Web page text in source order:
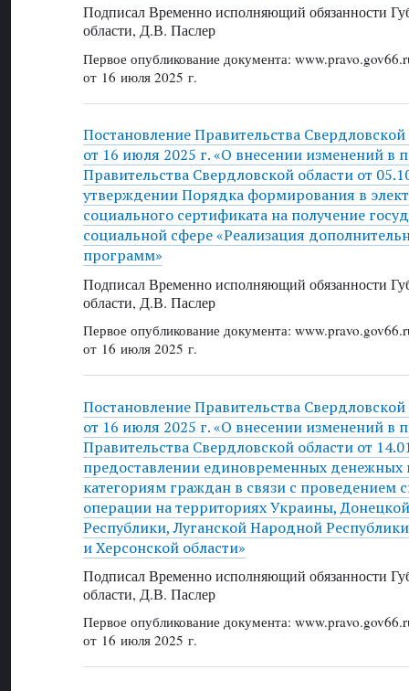
Подписал Временно исполняющий обязанности
области, Д.В. Паслер
Первое опубликование документа:
от 16 июля 2025 г.
Постановление Правительства
от 16 июля 2025 г. «О внесении изменений в
Правительства Свердловской области от
утверждении Порядка формирования в
социального сертификата на получение
социальной сфере «Реализация
программ»
Подписал Временно исполняющий обязанности
области, Д.В. Паслер
Первое опубликование документа:
от 16 июля 2025 г.
Постановление Правительства
от 16 июля 2025 г. «О внесении изменений в
Правительства Свердловской области от
предоставлении единовременных
категориям граждан в связи с проведением
операции на территориях Украины,
Республики, Луганской Народной
и Херсонской области»
Подписал Временно исполняющий обязанности
области, Д.В. Паслер
Первое опубликование документа:
от 16 июля 2025 г.